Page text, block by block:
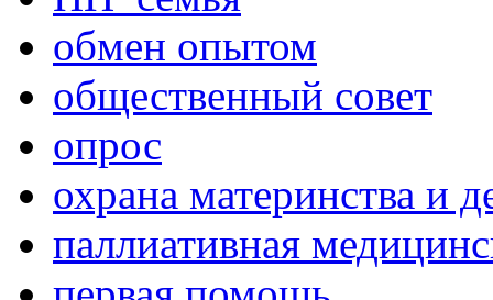
обмен опытом
общественный совет
опрос
охрана материнства и
паллиативная